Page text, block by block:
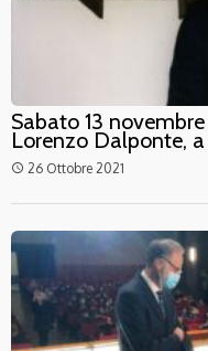
Sabato 13
Lorenzo Dalponte,
access_time 26 Ottobre 2021